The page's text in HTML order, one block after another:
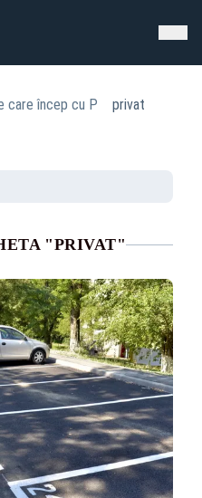
care încep cu P privat
"PRIVAT"